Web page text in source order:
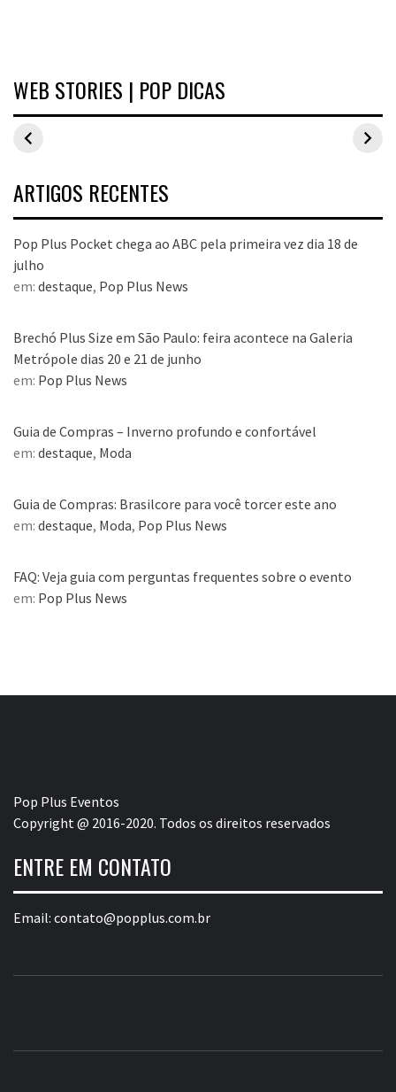
WEB STORIES | POP DICAS
Inspirações de
looks plus size
para o carnaval
Estilo Pop Plus:
looks plus size
As peças que
fizeram
ARTIGOS RECENTES
Pop Plus Pocket chega ao ABC pela primeira vez dia 18 de
julho
em: destaque, Pop Plus News
Brechó Plus Size em São Paulo: feira acontece na Galeria
Metrópole dias 20 e 21 de junho
em: Pop Plus News
Guia de Compras – Inverno profundo e confortável
em: destaque, Moda
Guia de Compras: Brasilcore para você torcer este ano
em: destaque, Moda, Pop Plus News
FAQ: Veja guia com perguntas frequentes sobre o evento
em: Pop Plus News
Pop Plus Eventos
Copyright @ 2016-2020. Todos os direitos reservados
ENTRE EM CONTATO
Email: contato@popplus.com.br